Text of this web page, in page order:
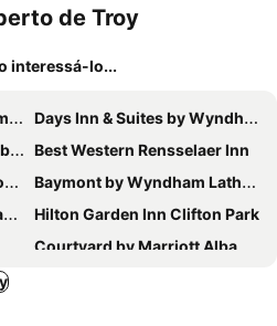
mentode Troy
interessá-lo...
Days Inn & Suites by Wyndham Albany
Best Western Rensselaer Inn
Baymont by Wyndham Latham Albany Airport
Hilton Garden Inn Clifton Park
Courtyard by Marriott Albany Clifton Park